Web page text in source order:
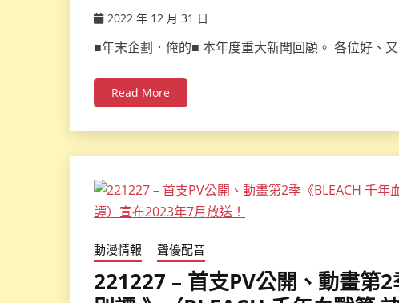
2022 年 12 月 31 日
■年末企劃．俺的■ 本年度重大新聞回顧。 各位好、
Read More
動漫情報 聲優配音
221227 – 首支PV公開、動畫第